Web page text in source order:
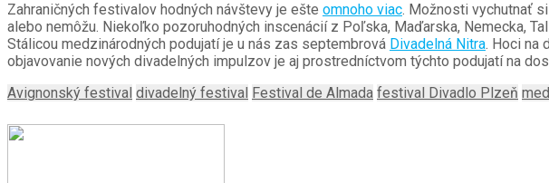
Zahraničných festivalov hodných návštevy je ešte omnoho viac. Možnosti vychutnať
alebo nemôžu. Niekoľko pozoruhodných inscenácií z Poľska, Maďarska, Nemecka,
Stálicou medzinárodných podujatí je u nás zas septembrová Divadelná Nitra. Hoci na
objavovanie nových divadelných impulzov je aj prostredníctvom týchto podujatí na
Avignonský festival divadelný festival Festival de Almada festival Divadlo Plzeň